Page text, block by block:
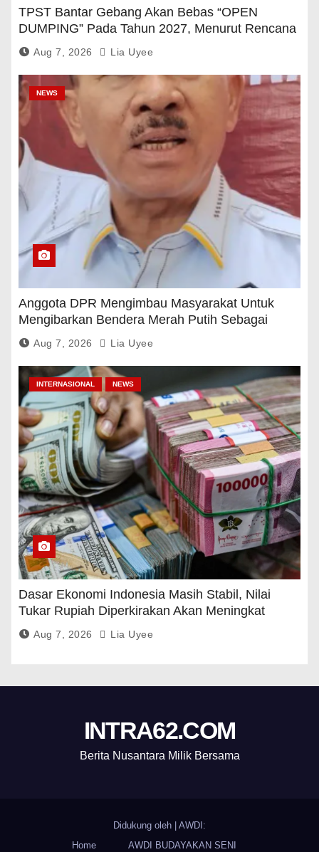
TPST Bantar Gebang Akan Bebas “OPEN
DUMPING” Pada Tahun 2027, Menurut Rencana
Pemerintah
Aug 7, 2026 Lia Uyee
NEWS
Anggota DPR Mengimbau Masyarakat Untuk
Mengibarkan Bendera Merah Putih Sebagai
Tanda Rasa Terima Kasih
Aug 7, 2026 Lia Uyee
INTERNASIONAL NEWS
Dasar Ekonomi Indonesia Masih Stabil, Nilai
Tukar Rupiah Diperkirakan Akan Meningkat
Aug 7, 2026 Lia Uyee
INTRA62.COM
Berita Nusantara Milik Bersama
Didukung oleh
AWDI:
Home
AWDI BUDAYAKAN SENI